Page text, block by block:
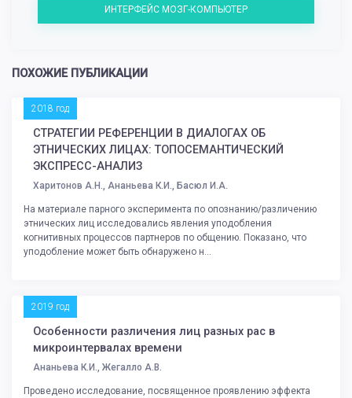
ИНТЕРФЕЙС МОЗГ-КОМПЬЮТЕР
ПОХОЖИЕ ПУБЛИКАЦИИ
2018 год
СТРАТЕГИИ РЕФЕРЕНЦИИ В ДИАЛОГАХ ОБ
ЭТНИЧЕСКИХ ЛИЦАХ: ТОПОСЕМАНТИЧЕСКИЙ
ЭКСПРЕСС-АНАЛИЗ
Харитонов А.Н., Ананьева К.И., Басюл И.А.
На материале парного эксперимента по опознанию/различению
этнических лиц исследовались явления уподобления
когнитивных процессов партнеров по общению. Показано, что
уподобление может быть обнаружено н...
2019 год
Особенности различения лиц разных рас в
микроинтервалах времени
Ананьева К.И., Жегалло А.В.
Проведено исследование, посвященное проявлению эффекта